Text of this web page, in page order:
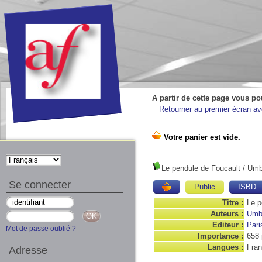
A partir de cette page vous
Retourner au premier écran
Le pendule de Foucault /
Public
ISBD
Titre : Le
Auteurs :
Editeur :
Importance : 658
Langues :
Se connecter
Mot de passe oublié ?
Adresse